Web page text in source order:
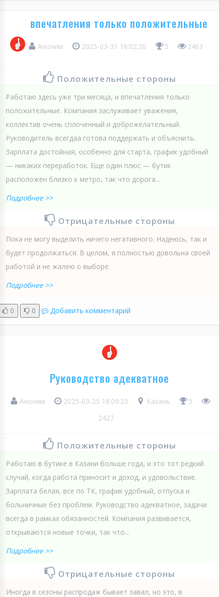
впечатления только положительные
Аноним 2025-03-31 16:02:20 5 2463
Положительные стороны
Работаю здесь уже три месяца, и впечатления только
положительные. Компания заслуживает уважения,
коллектив очень сплоченный и доброжелательный.
Руководитель всегдаа готова поддержать и объяснить.
Зарплата достойная, особенно для старта, график удобный
— никаких переработок. Еще один плюс — бутик
расположен близко к метро, так что дорога...
Подробнее >>
Отрицательные стороны
Пока не могу выделить ничего негативного. Надеюсь, так и
будет продолжаться. В целом, я полностью довольна своей
работой и не жалею о выборе.
Подробнее >>
0 0 Добавить комментарий
Руководство адекватное
Аноним 2025-03-25 18:09:23 Казань
5
2427
Положительные стороны
Работаю в бутике в Казани больше года, и это тот редкий
случай, когда работа приносит и доход, и удовольствие.
Зарплата белая, все по ТК, график удобный, отпуска и
больничные без проблем. Руководство адекватное, задачи
всегда в рамках обязанностей. Компания развивается,
открываются новые точки, так что...
Подробнее >>
Отрицательные стороны
Иногда в сезоны распродаж бывает завал, но это, в